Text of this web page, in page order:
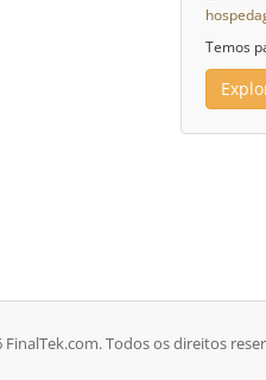
Temos
Todos os direitos